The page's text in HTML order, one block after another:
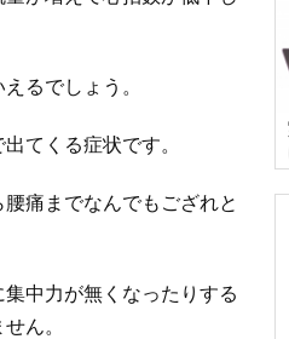
るでしょう。
てくる症状です。
痛までなんでもござれと
中力が無くなったりする
ん。